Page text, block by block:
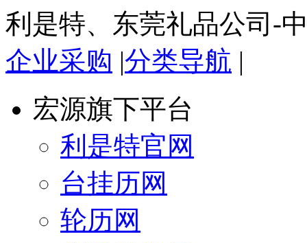
利是特、东莞礼品公司-
企业采购 |分类导航 |
宏源旗下平台
利是特官网
台挂历网
轮历网